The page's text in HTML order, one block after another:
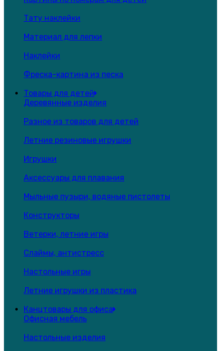
Тату наклейки
Материал для лепки
Наклейки
Фреска-картина из песка
Товары для детей
Деревянные изделия
Разное из товаров для детей
Летние резиновые игрушки
Игрушки
Аксессуары для плавания
Мыльные пузыри, водяные пистолеты
Конструкторы
Ветерки, летние игры
Слаймы, антистресс
Настольные игры
Летние игрушки из пластика
Канцтовары для офиса
Офисная мебель
Настольные изделия